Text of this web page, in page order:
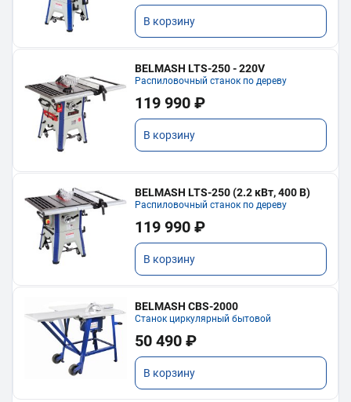
В корзину
BELMASH LTS-250 - 220V
Распиловочный станок по дереву
119 990 ₽
В корзину
BELMASH LTS-250 (2.2 кВт, 400 В)
Распиловочный станок по дереву
119 990 ₽
В корзину
BELMASH CBS-2000
Станок циркулярный бытовой
50 490 ₽
В корзину